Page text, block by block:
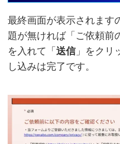
最終画面が表示されます
題が無ければ「ご依頼前
を入れて「送信」をクリ
し込みは完了です。